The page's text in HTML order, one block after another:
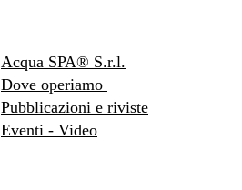
Acqua SPA® S.r.l.
Dove operiamo
Pubblicazioni e riviste
Eventi - Video